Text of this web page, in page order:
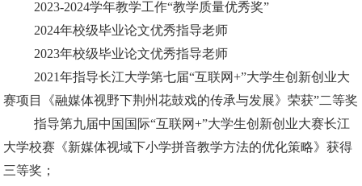
2023-2024学年教学工作“教学质量优秀奖”
2024年校级毕业论文优秀指导老师
2023年校级毕业论文优秀指导老师
2021年指导长江大学第七届“互联网+”大学生创新创业大
赛项目《融媒体视野下荆州花鼓戏的传承与发展》荣获”二等奖
指导第九届中国国际“互联网+”大学生创新创业大赛长江
大学校赛《新媒体视域下小学拼音教学方法的优化策略》获得
三等奖；